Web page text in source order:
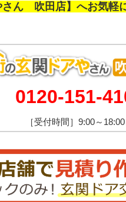
ん 吹田店】へお気軽
0120-151-
［受付時間］9:00～18:00